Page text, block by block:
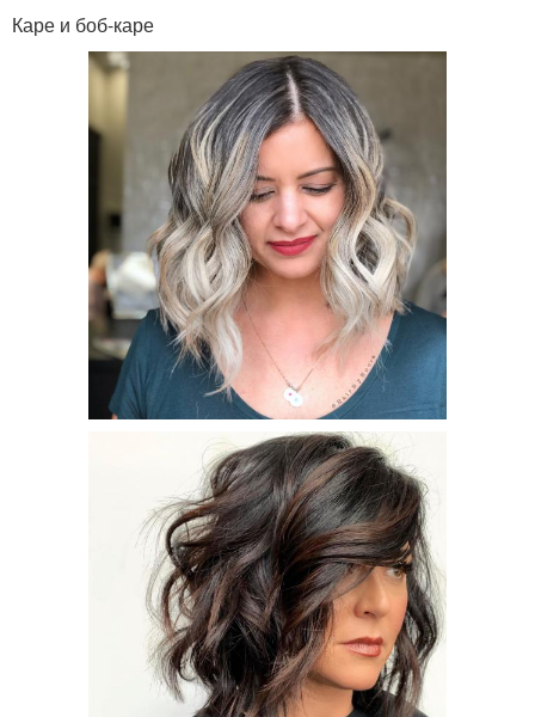
Каре и боб-каре